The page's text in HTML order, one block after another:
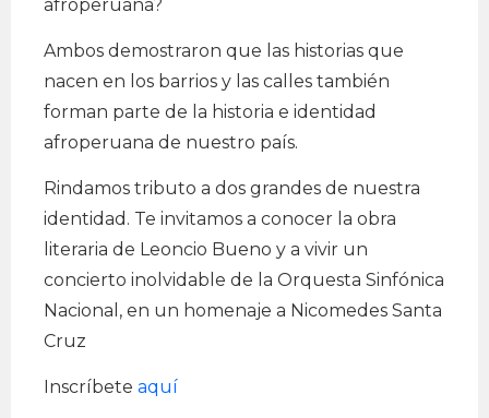
afroperuana?
Ambos demostraron que las historias que
nacen en los barrios y las calles también
forman parte de la historia e identidad
afroperuana de nuestro país.
Rindamos tributo a dos grandes de nuestra
identidad. Te invitamos a conocer la obra
literaria de Leoncio Bueno y a vivir un
concierto inolvidable de la Orquesta Sinfónica
Nacional, en un homenaje a Nicomedes Santa
Cruz
Inscríbete aquí